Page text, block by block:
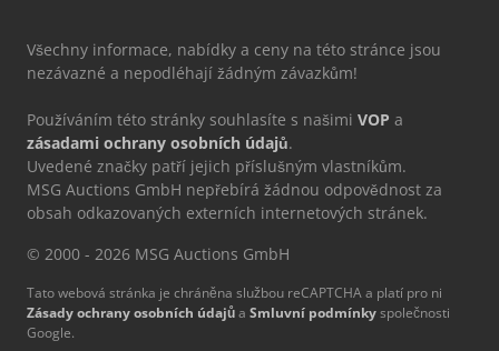
Všechny informace, nabídky a ceny na této stránce jsou
nezávazné a nepodléhají žádným závazkům!
Používáním této stránky souhlasíte s našimi VOP a
zásadami ochrany osobních údajů.
Uvedené značky patří jejich příslušným vlastníkům.
MSG Auctions GmbH nepřebírá žádnou odpovědnost za
obsah odkazovaných externích internetových stránek.
© 2000 - 2026 MSG Auctions GmbH
Tato webová stránka je chráněna službou reCAPTCHA a platí pro ni
Zásady ochrany osobních údajůa Smluvní podmínkyspolečnosti
Google.